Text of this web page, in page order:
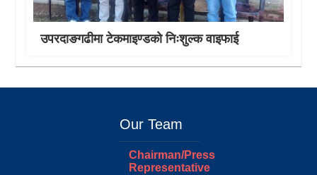
उपरदाङगढीमा टेकमाइण्डको निःशुल्क वाइफाई
Our Team
Chairman/Press
Representative